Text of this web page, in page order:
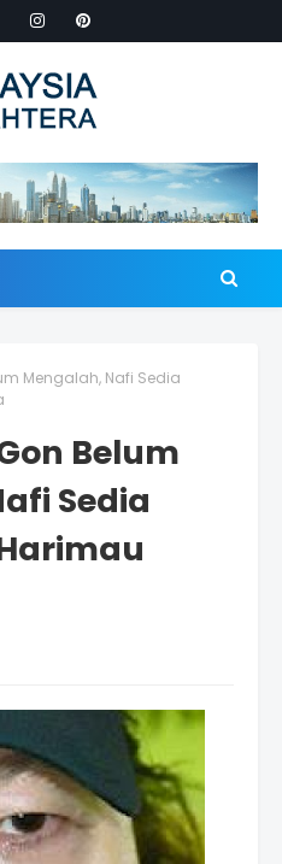
Mengalah, Nafi Sedia
Belum
Sedia